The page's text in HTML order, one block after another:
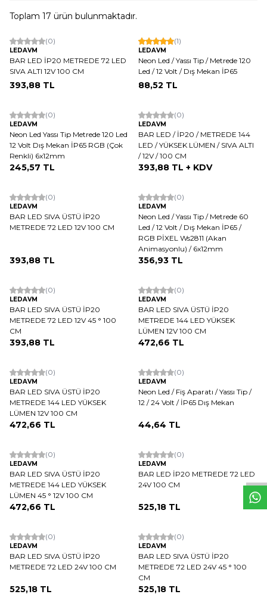
W
h
t
s
a
p
p
D
e
s
e
H
a
t
t
Toplam 17 ürün bulunmaktadır.
(0)
LEDAVM
BAR LED İP20 METREDE 72 LED
SIVA ALTI 12V 100 CM
393,88 TL
(1)
LEDAVM
Neon Led / Yassı Tip / Metrede 120
Led / 12 Volt / Dış Mekan İP65
88,52 TL
(0)
LEDAVM
Neon Led Yassı Tip Metrede 120 Led
12 Volt Dış Mekan İP65 RGB (Çok
Renkli) 6x12mm
245,57 TL
(0)
LEDAVM
BAR LED / İP20 / METREDE 144
LED / YÜKSEK LÜMEN / SIVA ALTI
/ 12V / 100 CM
393,88 TL + KDV
(0)
LEDAVM
BAR LED SIVA ÜSTÜ İP20
METREDE 72 LED 12V 100 CM
393,88 TL
(0)
LEDAVM
Neon Led / Yassı Tip / Metrede 60
Led / 12 Volt / Dış Mekan İP65 /
RGB PİXEL Ws2811 (Akan
Animasyonlu) / 6x12mm
356,93 TL
(0)
LEDAVM
BAR LED SIVA ÜSTÜ İP20
METREDE 72 LED 12V 45 ° 100
CM
393,88 TL
(0)
LEDAVM
BAR LED SIVA ÜSTÜ İP20
METREDE 144 LED YÜKSEK
LÜMEN 12V 100 CM
472,66 TL
(0)
LEDAVM
BAR LED SIVA ÜSTÜ İP20
METREDE 144 LED YÜKSEK
LÜMEN 12V 100 CM
472,66 TL
(0)
LEDAVM
Neon Led / Fiş Aparatı / Yassı Tip /
12 / 24 Volt / İP65 Dış Mekan
44,64 TL
(0)
LEDAVM
BAR LED SIVA ÜSTÜ İP20
METREDE 144 LED YÜKSEK
LÜMEN 45 ° 12V 100 CM
472,66 TL
(0)
LEDAVM
BAR LED İP20 METREDE 72 LED
24V 100 CM
525,18 TL
(0)
LEDAVM
BAR LED SIVA ÜSTÜ İP20
METREDE 72 LED 24V 100 CM
525,18 TL
(0)
LEDAVM
BAR LED SIVA ÜSTÜ İP20
METREDE 72 LED 24V 45 ° 100
CM
525,18 TL